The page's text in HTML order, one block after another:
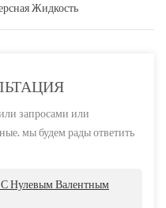
Жидкость
запросами или
мы будем рады ответить
Нулевым Валентным